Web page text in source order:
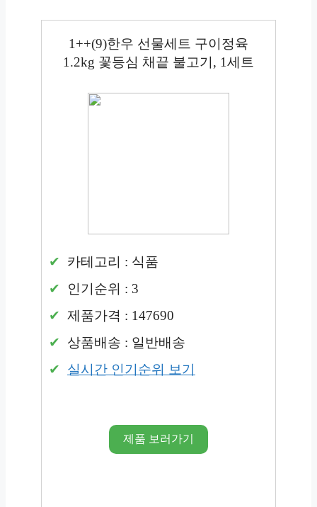
1++(9)한우 선물세트 구이정육
1.2kg 꽃등심 채끝 불고기, 1세트
카테고리 : 식품
인기순위 : 3
제품가격 : 147690
상품배송 : 일반배송
실시간 인기순위 보기
제품 보러가기